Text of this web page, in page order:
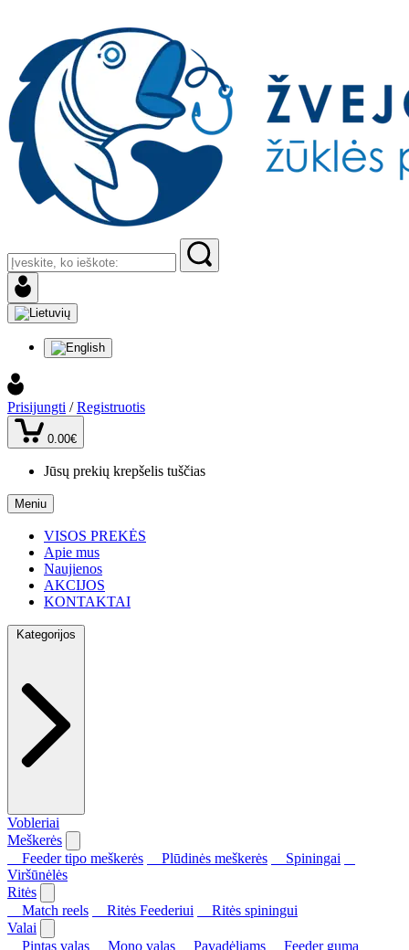
Prisijungti / Registruotis
0.00€
Jūsų prekių krepšelis tuščias
Meniu
VISOS PREKĖS
Apie mus
Naujienos
AKCIJOS
KONTAKTAI
Kategorijos
Vobleriai
Meškerės
Feeder tipo meškerės
Plūdinės meškerės
Spiningai
Viršūnėlės
Ritės
Match reels
Ritės Feederiui
Ritės spiningui
Valai
Pintas valas
Mono valas Pavadėliams
Feeder guma